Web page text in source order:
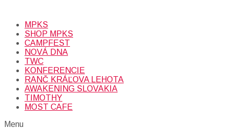
MPKS
SHOP MPKS
CAMPFEST
NOVÁ DNA
TWC
KONFERENCIE
RANČ KRÁĽOVA LEHOTA
AWAKENING SLOVAKIA
TIMOTHY
MOST CAFE
Menu